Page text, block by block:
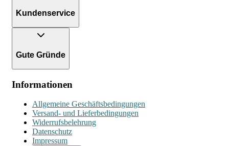
Kundenservice
Gute Gründe
Informationen
Allgemeine Geschäftsbedingungen
Versand- und Lieferbedingungen
Widerrufsbelehrung
Datenschutz
Impressum